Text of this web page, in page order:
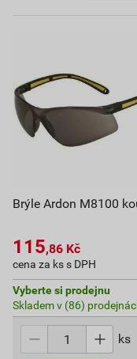
Brýle Ardon M8100
115,86 Kč
cena za ks s DPH
Vyberte si prodejnu
Skladem v (86)
ks